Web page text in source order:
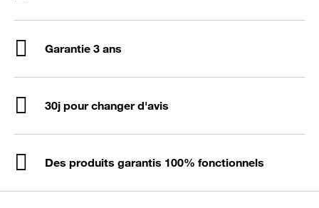
Garantie 3 ans
30j pour changer d'avis
Des produits garantis 100% fonctionnels